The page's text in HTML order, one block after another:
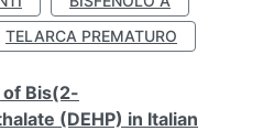
TELARCA PREMATURO
Bis(2-
(DEHP) in Italian